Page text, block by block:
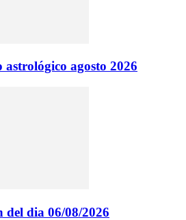
astrológico agosto 2026
del dia 06/08/2026